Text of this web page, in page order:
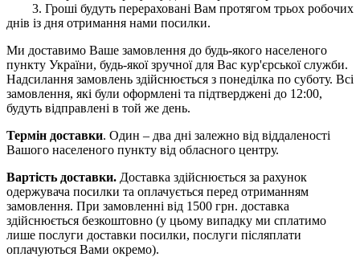
3. Гроші будуть перераховані Вам протягом трьох робочих
днів із дня отримання нами посилки.
Ми доставимо Ваше замовлення до будь-якого населеного
пункту України, будь-якої зручної для Вас кур'єрської служби.
Надсилання замовлень здійснюється з понеділка по суботу. Всі
замовлення, які були оформлені та підтверджені до 12:00,
будуть відправлені в той же день.
Термін доставки. Один – два дні залежно від віддаленості
Вашого населеного пункту від обласного центру.
Вартість доставки. Доставка здійснюється за рахунок
одержувача посилки та оплачується перед отриманням
замовлення. При замовленні від 1500 грн. доставка
здійснюється безкоштовно (у цьому випадку ми сплатимо
лише послуги доставки посилки, послуги післяплати
оплачуються Вами окремо).